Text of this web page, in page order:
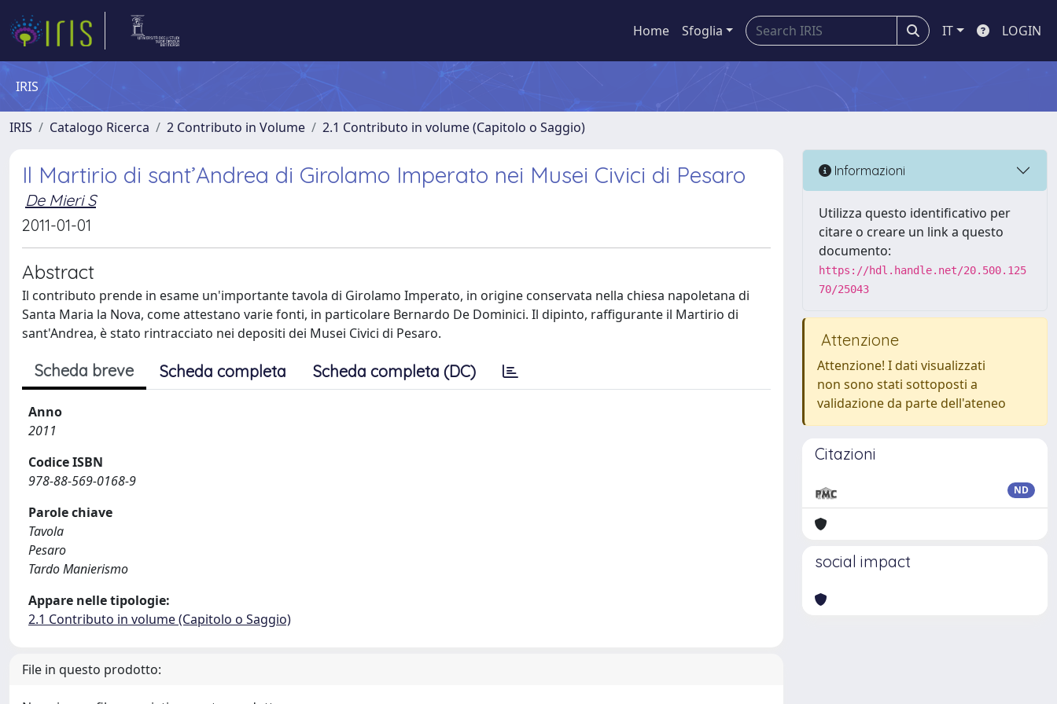
Home Sfoglia IT LOGIN
IRIS
IRIS Catalogo Ricerca 2 Contributo in Volume 2.1 Contributo in volume (Capitolo o Saggio)
Il Martirio di sant’Andrea di Girolamo Imperato nei Musei Civici di Pesaro
De Mieri S
2011-01-01
Abstract
Il contributo prende in esame un'importante tavola di Girolamo Imperato, in origine conservata nella chiesa napoletana di
Santa Maria la Nova, come attestano varie fonti, in particolare Bernardo De Dominici. Il dipinto, raffigurante il Martirio di
sant'Andrea, è stato rintracciato nei depositi dei Musei Civici di Pesaro.
Scheda breve Scheda completa Scheda completa (DC)
Anno
2011
Codice ISBN
978-88-569-0168-9
Parole chiave
Tavola
Pesaro
Tardo Manierismo
Appare nelle tipologie:
2.1 Contributo in volume (Capitolo o Saggio)
File in questo prodotto:
Informazioni
Utilizza questo identificativo per
citare o creare un link a questo
documento:
https://hdl.handle.net/20.500.125
70/25043
Attenzione
Attenzione! I dati visualizzati
non sono stati sottoposti a
validazione da parte dell'ateneo
Citazioni
ND
social impact